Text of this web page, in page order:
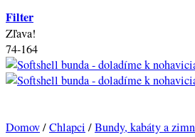
Filter
Zľava!
74-164
Domov/Chlapci /Bundy, kabáty a